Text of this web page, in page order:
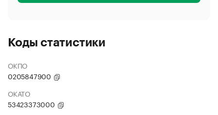
Коды статистики
ОКПО
0205847900
ОКАТО
53423373000